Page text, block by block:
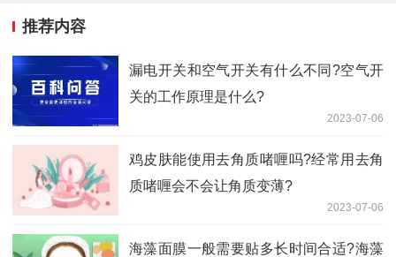
推荐内容
漏电开关和空气开关有什么不同?空气开
关的工作原理是什么?
2023-07-06
鸡皮肤能使用去角质啫喱吗?经常用去角
质啫喱会不会让角质变薄?
2023-07-06
海藻面膜一般需要贴多长时间合适?海藻